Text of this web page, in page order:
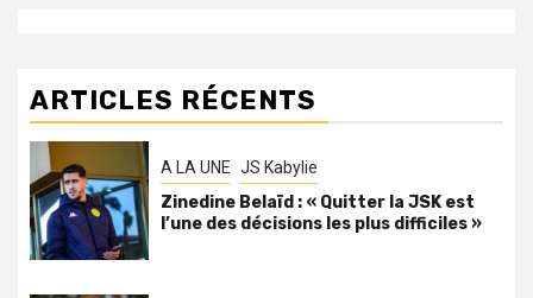
ARTICLES RÉCENTS
A LA UNE JS Kabylie
Zinedine Belaïd : « Quitter la JSK est
l’une des décisions les plus difficiles »